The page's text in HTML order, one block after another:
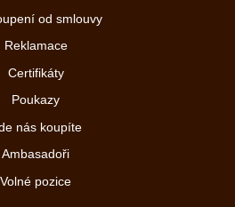
od smlouvy
Reklamace
Certifikáty
Poukazy
nás koupíte
Ambasadoři
Volné pozice